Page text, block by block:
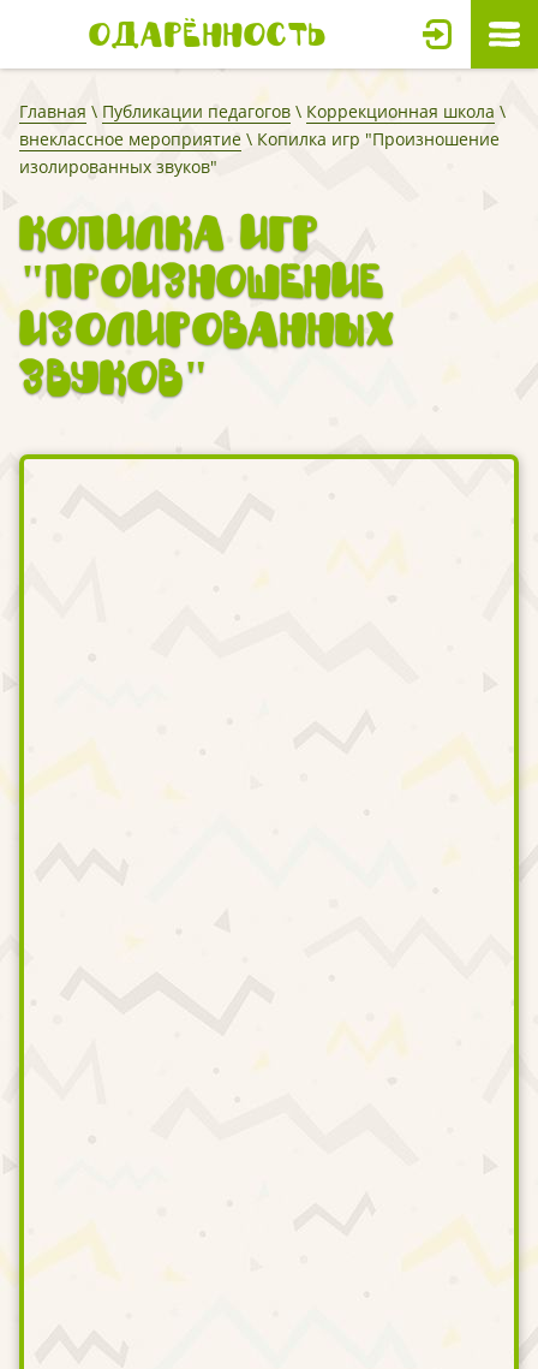
Одарённость
Главная \ Публикации педагогов \ Коррекционная школа \
внеклассное мероприятие \ Копилка игр "Произношение
изолированных звуков"
Копилка игр
"Произношение
изолированных
звуков"